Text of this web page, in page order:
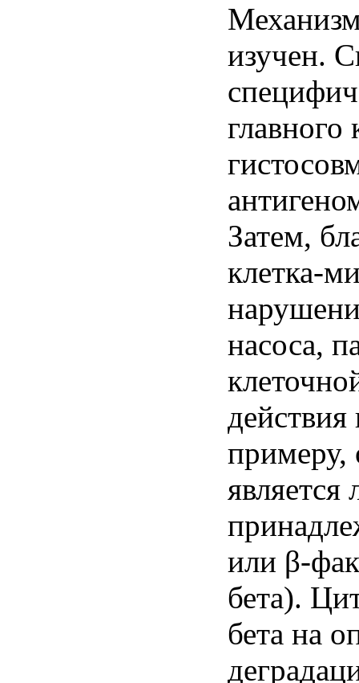
изучен.
главного
Затем,
клетка-
насоса,
примеру,
или β-
бета).
бета на